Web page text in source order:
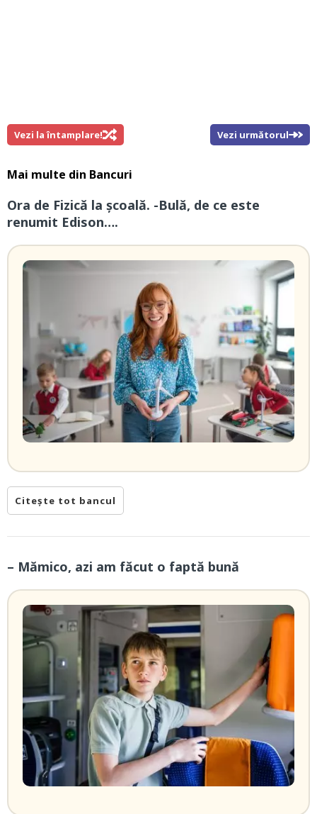
Vezi la întamplare! Vezi următorul
Mai multe din Bancuri
Ora de Fizică la școală. -Bulă, de ce este
renumit Edison….
Citește tot bancul
– Mămico, azi am făcut o faptă bună